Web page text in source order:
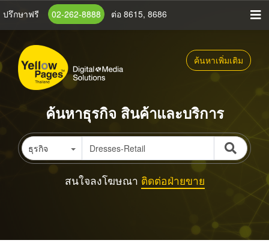
ข้าม
เนื้อหา
หลัก
ปรึกษาฟรี 02-262-8888 ต่อ 8615, 8686
ค้นหาเพิ่มเติม
ค้นหาธุรกิจ สินค้าและบริการ
ธุรกิจ
สนใจลงโฆษณา ติดต่อฝ่ายขาย